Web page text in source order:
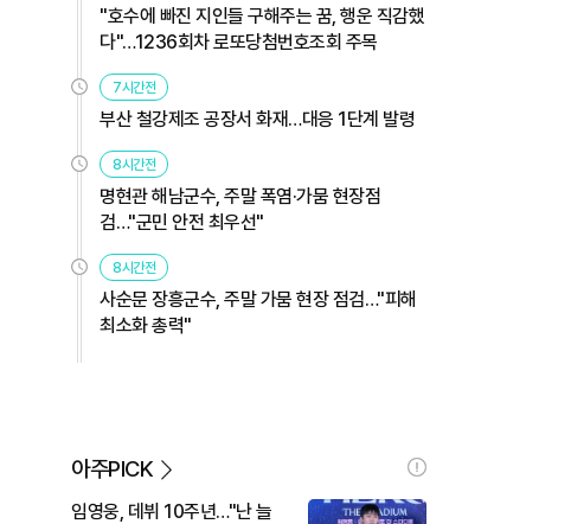
"호수에 빠진 지인들 구해주는 꿈, 행운 직감했
다"…1236회차 로또당첨번호조회 주목
7시간전
부산 철강제조 공장서 화재…대응 1단계 발령
8시간전
명현관 해남군수, 주말 폭염·가뭄 현장점
검…"군민 안전 최우선"
8시간전
사순문 장흥군수, 주말 가뭄 현장 점검…"피해
최소화 총력"
아주PICK
임영웅, 데뷔 10주년…"난 늘